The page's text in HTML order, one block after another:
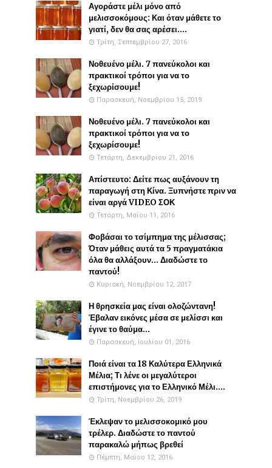
Αγοράστε μέλι μόνο από
μελισσοκόμους: Και όταν μάθετε το
γιατί, δεν θα σας αρέσει....
Τρίτη, Σεπτεμβρίου 27, 2016
Νοθευένο μέλι. 7 πανεύκολοι και
πρακτικοί τρόποι για να το
ξεχωρίσουμε!
Παρασκευή, Νοεμβρίου 15, 2019
Νοθευένο μέλι. 7 πανεύκολοι και
πρακτικοί τρόποι για να το
ξεχωρίσουμε!
Τετάρτη, Δεκεμβρίου 21, 2016
Απίστευτο: Δείτε πως αυξάνουν τη
παραγωγή στη Κίνα. Ξυπνήστε πριν να
είναι αργά VIDEO ΣΟΚ
Τετάρτη, Μαΐου 11, 2016
Φοβάσαι το τσίμπημα της μέλισσας;
Όταν μάθεις αυτά τα 5 πραγματάκια
όλα θα αλλάξουν... Διαδώστε το
παντού!
Κυριακή, Νοεμβρίου 12, 2017
Η θρησκεία μας είναι ολοζώντανη!
Έβαλαν εικόνες μέσα σε μελίσσι και
έγινε το θαύμα...
Παρασκευή, Ιουλίου 01, 2016
Ποιά είναι τα 18 Καλύτερα Ελληνικά
Μέλια; Τι λένε οι μεγαλύτεροι
επιστήμονες για το Ελληνικό Μέλι....
Τρίτη, Νοεμβρίου 26, 2019
Έκλεψαν το μελισσοκομικό μου
τρέλερ. Διαδώστε το παντού
παρακαλώ μήπως βρεθεί
Πέμπτη, Μαΐου 12, 2016